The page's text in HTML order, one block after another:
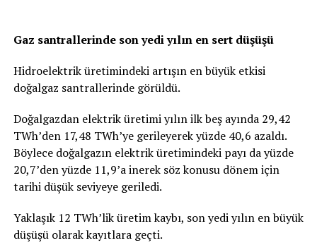
Gaz santrallerinde son yedi yılın en sert düşüşü
Hidroelektrik üretimindeki artışın en büyük etkisi
doğalgaz santrallerinde görüldü.
Doğalgazdan elektrik üretimi yılın ilk beş ayında 29,42
TWh’den 17,48 TWh’ye gerileyerek yüzde 40,6 azaldı.
Böylece doğalgazın elektrik üretimindeki payı da yüzde
20,7’den yüzde 11,9’a inerek söz konusu dönem için
tarihi düşük seviyeye geriledi.
Yaklaşık 12 TWh’lik üretim kaybı, son yedi yılın en büyük
düşüşü olarak kayıtlara geçti.